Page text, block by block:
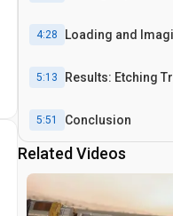
4:28 Loading and
5:13 Results: Etching
5:51 Conclusion
Related Videos